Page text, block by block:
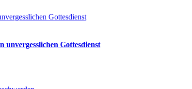
Gottesdienst